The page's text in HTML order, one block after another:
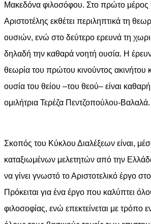
Μακεδόνα φιλοσόφου. Στο πρώτο μέρος
Αριστοτέλης εκθέτει περιληπτικά τη
ουσιών, ενώ στο δεύτερο ερευνά τη
δηλαδή την καθαρά νοητή ουσία. Η
θεωρία του πρώτου κινούντος ακινήτου
ουσία του θείου –του θεού– είναι
ομιλήτρια Τερέζα Πεντζοπούλου-Βαλαλά.
Σκοπός του Κύκλου Διαλέξεων είναι,
καταξιωμένων μελετητών από την
να γίνει γνωστό το Αριστοτελικό έργο
Πρόκειται για ένα έργο που καλύπτει
φιλοσοφίας, ενώ επεκτείνεται με τρόπο